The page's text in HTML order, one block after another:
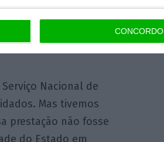
CONCORDO
PCP, Carlos César
motor de todo o
Nacional de
Mas tivemos
prestação não fosse
do Estado em